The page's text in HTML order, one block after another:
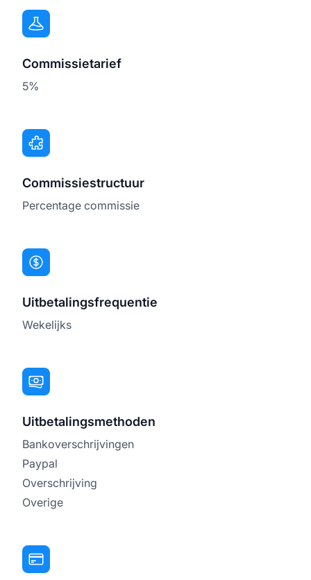
Commissietarief
5%
Commissiestructuur
Percentage commissie
Uitbetalingsfrequentie
Wekelijks
Uitbetalingsmethoden
Bankoverschrijvingen
Paypal
Overschrijving
Overige